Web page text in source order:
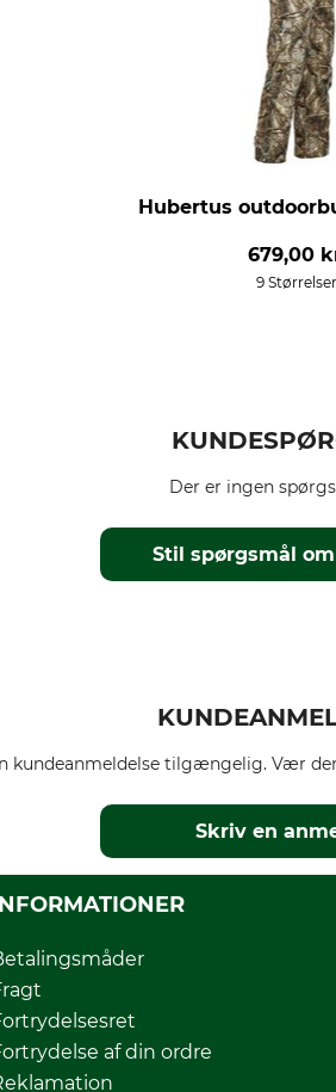
Hubertus
679,00
9 Størrelser
Stil spørgsmål
Der er ingen
kundeanmeldelse tilgængelig. Vær
Skriv en
af din ordre